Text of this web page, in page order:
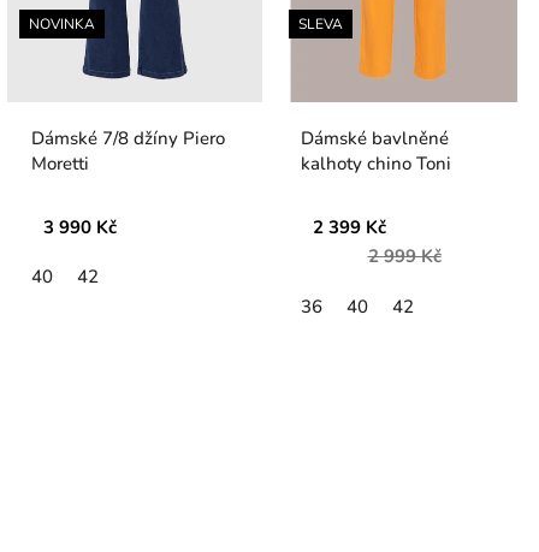
NOVINKA
Dámské 7/8 džíny Piero
Moretti
3 990 Kč
40 42
SLEVA
Dámské bavlněné
kalhoty chino Toni
2 399 Kč
2 999 Kč
36 40 42